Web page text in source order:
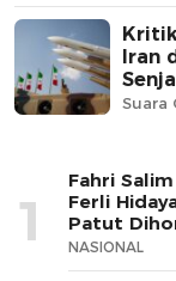
Iran
Suara
1
Fahri
Ferli
Patut
NASIONAL